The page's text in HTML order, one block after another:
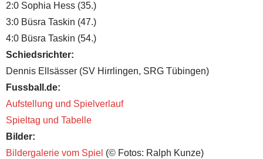
2:0 Sophia Hess (35.)
3:0 Büsra Taskin (47.)
4:0 Büsra Taskin (54.)
Schiedsrichter:
Dennis Ellsässer (SV Hirrlingen, SRG Tübingen)
Fussball.de:
Aufstellung und Spielverlauf
Spieltag und Tabelle
Bilder:
Bildergalerie vom Spiel (© Fotos: Ralph Kunze)